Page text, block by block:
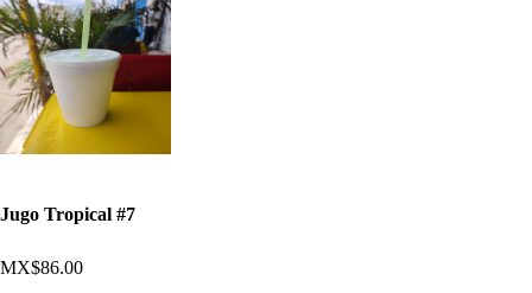
Jugo Tropical #7
MX$86.00